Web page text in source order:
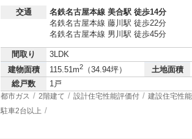
交通
名鉄名古屋本線 美合駅 徒歩14分
名鉄名古屋本線 藤川駅 徒歩22分
名鉄名古屋本線 男川駅 徒歩45分
間取り
3LDK
建物面積
115.51m2 （34.94坪） 土地面積
総戸数
1戸
都市ガス 2階建て 設計住宅性能評価付 建設住宅性
駐車2台以上